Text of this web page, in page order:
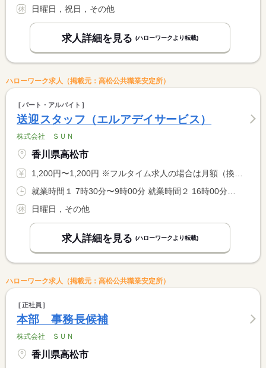
日曜日，祝日，その他
求人詳細を見る (ハローワークより転載)
ハローワーク求人（掲載元：高松公共職業安定所）
パート・アルバイト
送迎スタッフ（エルアデイサービス）
株式会社 ＳＵＮ
香川県高松市
1,200円〜1,200円 ※フルタイム求人の場合は月額（換算額）、パート求人の場合は時間額を表示しています。
日曜日，その他
求人詳細を見る (ハローワークより転載)
ハローワーク求人（掲載元：高松公共職業安定所）
正社員
本部 事務長候補
株式会社 ＳＵＮ
香川県高松市